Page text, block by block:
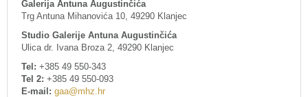
Galerija Antuna Augustinčića
Trg Antuna Mihanovića 10, 49290 Klanjec
Studio Galerije Antuna Augustinčića
Ulica dr. Ivana Broza 2, 49290 Klanjec
Tel: +385 49 550-343
Tel 2: +385 49 550-093
E-mail: gaa@mhz.hr